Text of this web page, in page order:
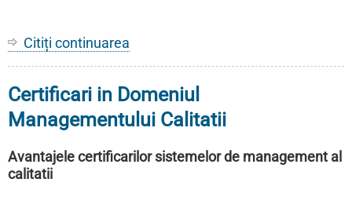
Citiți continuarea
de
certificare
Certificari in Domeniul
Managementului Calitatii
Avantajele certificarilor sistemelor de management al
calitatii